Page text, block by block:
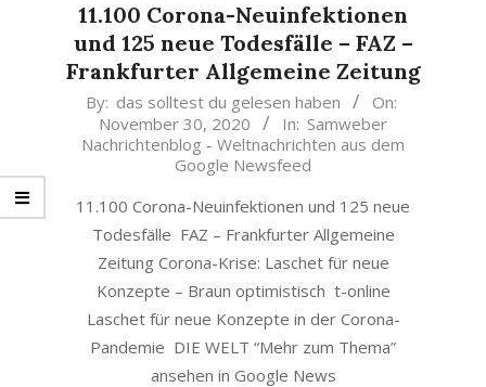
11.100 Corona-Neuinfektionen
und 125 neue Todesfälle – FAZ –
Frankfurter Allgemeine Zeitung
2020-
30
By: das solltest du gelesen haben
On:
November 30, 2020
In: Samweber
Nachrichtenblog - Weltnachrichten aus dem
Google Newsfeed
11.100 Corona-Neuinfektionen und 125 neue
Todesfälle FAZ – Frankfurter Allgemeine
Zeitung Corona-Krise: Laschet für neue
Konzepte – Braun optimistisch t-online
Laschet für neue Konzepte in der Corona-
Pandemie DIE WELT “Mehr zum Thema”
ansehen in Google News